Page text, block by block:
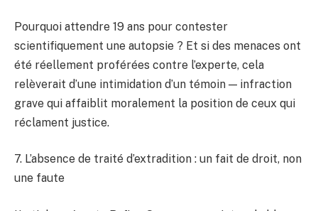
Pourquoi attendre 19 ans pour contester
scientifiquement une autopsie ? Et si des menaces ont
été réellement proférées contre l’experte, cela
relèverait d’une intimidation d’un témoin — infraction
grave qui affaiblit moralement la position de ceux qui
réclament justice.
7. L’absence de traité d’extradition : un fait de droit, non
une faute